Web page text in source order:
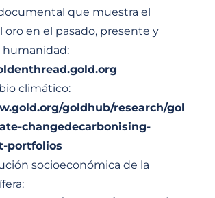
que muestra el
oro en el pasado, presente y
humanidad:
climático:
goldhub/research/gol
changedecarbonising-
portfolios
socioeconómica de la